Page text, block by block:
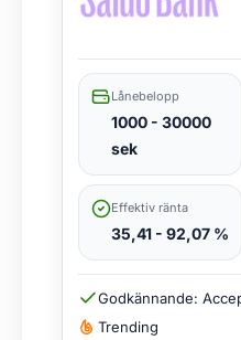
Lånebelopp
1000 - 30000
sek
Effektiv ränta
35,41 - 92,07 %
Godkännande:
Trending